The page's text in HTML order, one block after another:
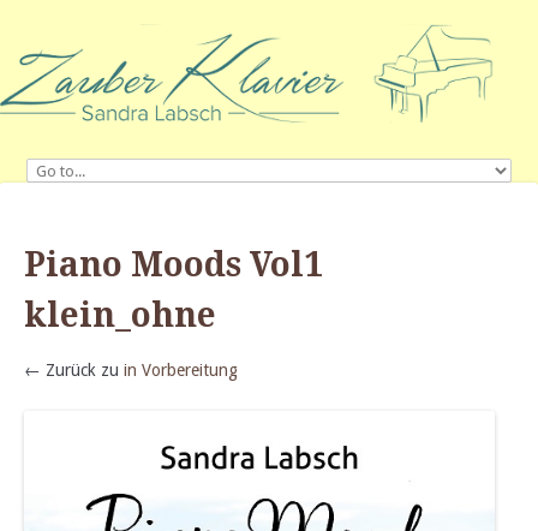
Piano Moods Vol1
klein_ohne
← Zurück zu in Vorbereitung